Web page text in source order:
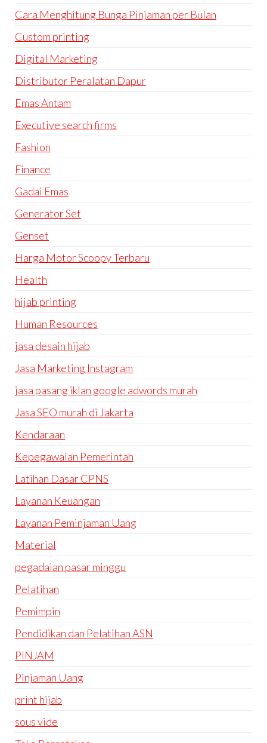
Cara Menghitung Bunga Pinjaman per Bulan
Custom printing
Digital Marketing
Distributor Peralatan Dapur
Emas Antam
Executive search firms
Fashion
Finance
Gadai Emas
Generator Set
Genset
Harga Motor Scoopy Terbaru
Health
hijab printing
Human Resources
jasa desain hijab
Jasa Marketing Instagram
jasa pasang iklan google adwords murah
Jasa SEO murah di Jakarta
Kendaraan
Kepegawaian Pemerintah
Latihan Dasar CPNS
Layanan Keuangan
Layanan Peminjaman Uang
Material
pegadaian pasar minggu
Pelatihan
Pemimpin
Pendidikan dan Pelatihan ASN
PINJAM
Pinjaman Uang
print hijab
sous vide